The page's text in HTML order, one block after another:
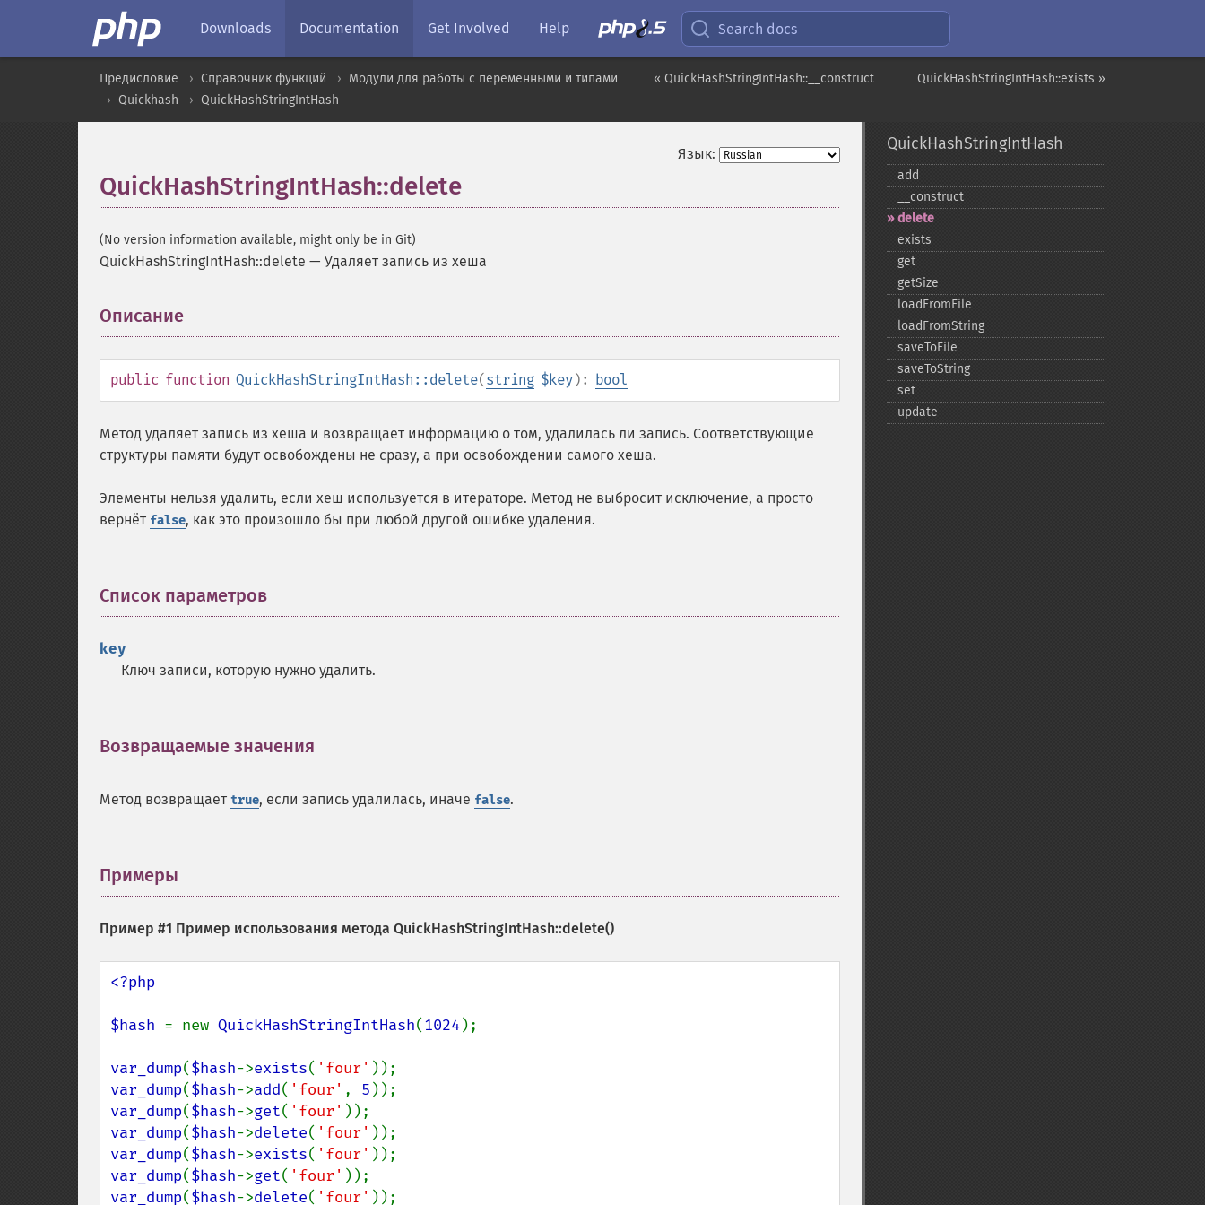
Downloads Documentation Get Involved Help Search docs
QuickHashStringIntHash::exists »
« QuickHashStringIntHash::__construct
Предисловие Справочник функций
Модули для работы с переменными и типами
Quickhash
QuickHashStringIntHash
Язык:
QuickHashStringIntHash::delete
(No version information available, might only be in Git)
QuickHashStringIntHash::delete — Удаляет запись из хеша
Описание
public function QuickHashStringIntHash::delete(string $key): bool
Метод удаляет запись из хеша и возвращает информацию о том, удалилась ли запись. Соответствующие
структуры памяти будут освобождены не сразу, а при освобождении самого хеша.
Элементы нельзя удалить, если хеш используется в итераторе. Метод не выбросит исключение, а просто
вернёт false, как это произошло бы при любой другой ошибке удаления.
Список параметров
key
Ключ записи, которую нужно удалить.
Возвращаемые значения
Метод возвращает true, если запись удалилась, иначе false.
Примеры
Пример #1 Пример использования метода QuickHashStringIntHash::delete()
<?php
$hash = new QuickHashStringIntHash(1024 );
var_dump($hash->exists( 'four'
var_dump($hash->add( 'four' , 5
var_dump($hash->get( 'four'
var_dump($hash->delete( 'four'
var_dump($hash->exists( 'four'
var_dump($hash->get( 'four'
var_dump($hash->delete( 'four' ));
QuickHashStringIntHash
add
_​_​construct
delete
exists
get
getSize
loadFromFile
loadFromString
saveToFile
saveToString
set
update